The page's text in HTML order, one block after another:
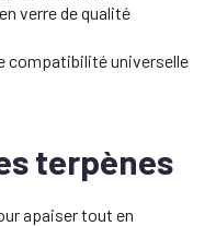
verre de qualité
compatibilité universelle
terpènes
apaiser tout en